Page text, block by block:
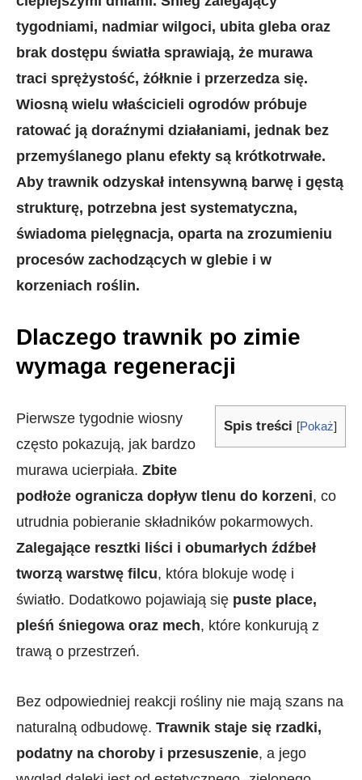
tygodniami, nadmiar wilgoci, ubita gleba oraz
brak dostępu światła sprawiają, że murawa
traci sprężystość, żółknie i przerzedza się.
Wiosną wielu właścicieli ogrodów próbuje
ratować ją doraźnymi działaniami, jednak bez
przemyślanego planu efekty są krótkotrwałe.
Aby trawnik odzyskał intensywną barwę i gęstą
strukturę, potrzebna jest systematyczna,
świadoma pielęgnacja, oparta na zrozumieniu
procesów zachodzących w glebie i w
korzeniach roślin.
Dlaczego trawnik po zimie
wymaga regeneracji
Spis treści [Pokaż]
Pierwsze tygodnie wiosny
często pokazują, jak bardzo
murawa ucierpiała. Zbite
podłoże ogranicza dopływ tlenu do korzeni, co
utrudnia pobieranie składników pokarmowych.
Zalegające resztki liści i obumarłych źdźbeł
tworzą warstwę filcu, która blokuje wodę i
światło. Dodatkowo pojawiają się puste place,
pleśń śniegowa oraz mech, które konkurują z
trawą o przestrzeń.
Bez odpowiedniej reakcji rośliny nie mają szans na
naturalną odbudowę. Trawnik staje się rzadki,
podatny na choroby i przesuszenie, a jego